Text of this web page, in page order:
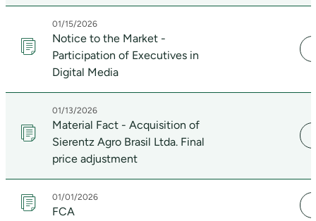
01/15/2026
Notice to the Market -
Participation of Executives in
Digital Media
01/13/2026
Material Fact - Acquisition of
Sierentz Agro Brasil Ltda. Final
price adjustment
01/01/2026
FCA